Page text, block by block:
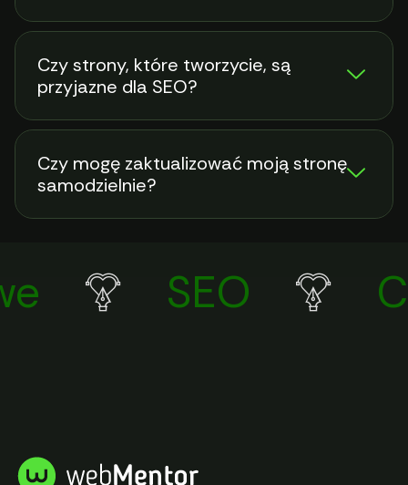
Czy strony, które tworzycie, są
przyjazne dla SEO?
Czy mogę zaktualizować moją stronę
samodzielnie?
SEO